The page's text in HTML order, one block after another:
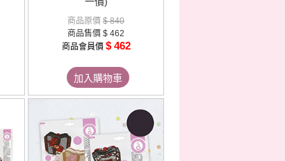
商品原價 $ 840
商品售價 $ 462
商品會員價 $ 462
加入購物車